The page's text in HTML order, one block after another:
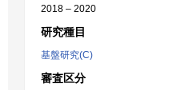
2018 – 2020
研究種目
基盤研究(C)
審査区分